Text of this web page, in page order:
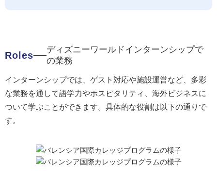
Roles
ディズニーワールドインターンシップで
の業務
インターンシップでは、ゲスト対応や施設運営など、多彩
な業務を通して語学力やホスピタリティ、海外ビジネスに
ついて学ぶことができます。具体的な役割は以下の通りで
す。